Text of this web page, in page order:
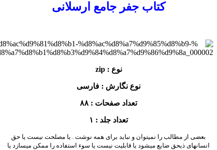
کتاب جفر جامع ارسلانی
نوع : zip
نوع نگارش : فارسی
تعداد صفحات : ۸۸
تعداد جلد : ۱
بعضی از مطالب را نمیتوان و نباید برای همه نوشت . یا مصلحت نیست یا حق
انسانهای ذیحق ضایع میشود یا قابلیت نیست یا سوء استفاده را ممکن میسازد یا